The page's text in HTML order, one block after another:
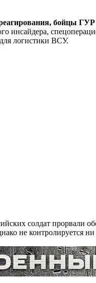
бойцы
инсайдера,
логистики ВСУ.
солдат прорвали
не контролируется